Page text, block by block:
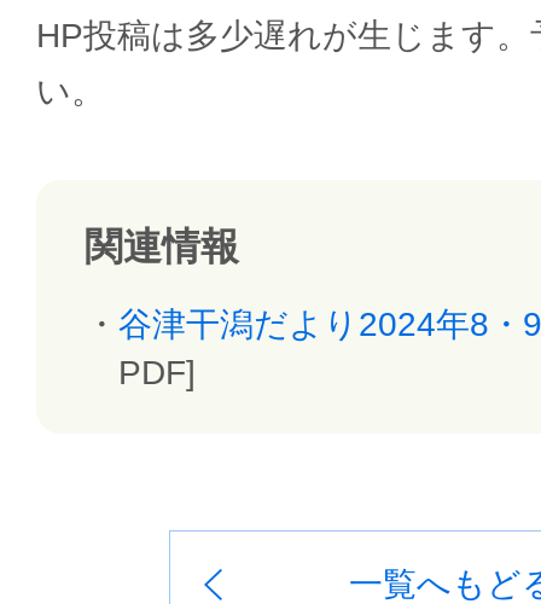
HP投稿は多少遅れが生じます
い。
関連情報
谷津干潟だより2024年8・
PDF]
一覧へもど